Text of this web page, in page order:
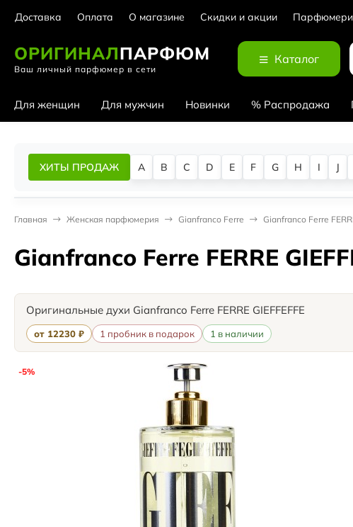
Доставка Оплата О магазине Скидки и акции
ОРИГИНАЛПАРФЮМ
Ваш личный парфюмер в сети
Каталог
Для женщин Для мужчин Новинки % Распродажа
ХИТЫ ПРОДАЖ A B C D E F G H I J
Главная Женская парфюмерия Gianfranco Ferre Gianfranco Ferre
Gianfranco Ferre FERRE
Оригинальные духи Gianfranco Ferre FERRE GIEFFEFFE
от 12230 ₽ 1 пробник в подарок 1 в наличии
-5%